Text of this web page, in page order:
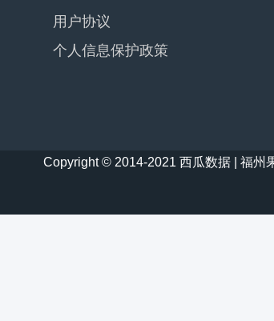
用户协议
个人信息保护政策
Copyright © 2014-2021 西瓜数据 | 福州